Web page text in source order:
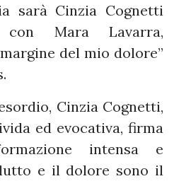
sarà Cinzia Cognetti
con Mara Lavarra,
del mio dolore”
Cinzia Cognetti,
ed evocativa, firma
intensa e
e il dolore sono il